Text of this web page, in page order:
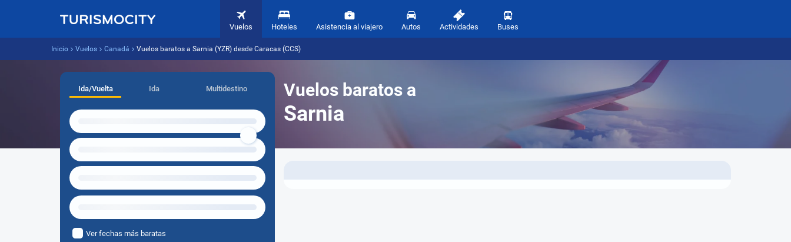
Vuelos Hoteles Asistencia al viajero Autos Actividades Buses
Inicio Vuelos Canadá Vuelos baratos a Sarnia (YZR) desde Caracas (CCS)
Vuelos baratos a
Sarnia
Ida/Vuelta Ida Multidestino
Ver fechas más baratas